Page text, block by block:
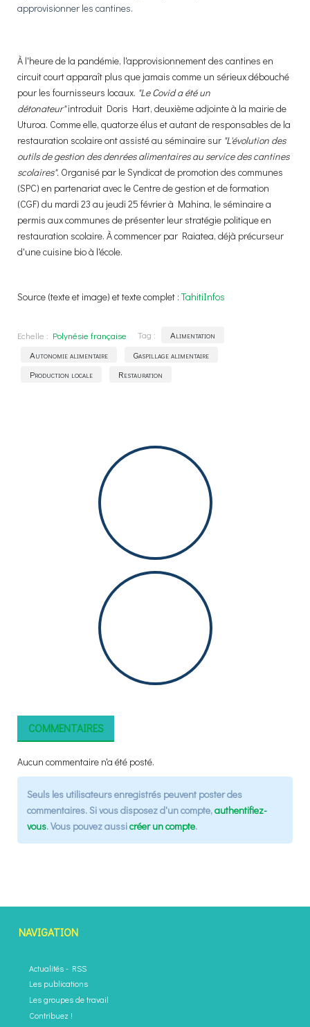
approvisionner les cantines.
À l'heure de la pandémie, l'approvisionnement des cantines en
circuit court apparaît plus que jamais comme un sérieux débouché
pour les fournisseurs locaux. "Le Covid a été un
détonateur"introduit Doris Hart, deuxième adjointe à la mairie de
Uturoa. Comme elle, quatorze élus et autant de responsables de la
restauration scolaire ont assisté au séminaire sur "L'évolution des
outils de gestion des denrées alimentaires au service des cantines
scolaires". Organisé par le Syndicat de promotion des communes
(SPC) en partenariat avec le Centre de gestion et de formation
(CGF) du mardi 23 au jeudi 25 février à Mahina, le séminaire a
permis aux communes de présenter leur stratégie politique en
restauration scolaire. À commencer par Raiatea, déjà précurseur
d'une cuisine bio à l'école.
Source (texte et image) et texte complet :TahitiInfos
Echelle : Polynésie française Tag :
Alimentation
Autonomie alimentaire
Gaspillage alimentaire
Production locale
Restauration
COMMENTAIRES
Aucun commentaire n'a été posté.
Seuls les utilisateurs enregistrés peuvent poster des
commentaires. Si vous disposez d'un compte,authentifiez-
vous. Vous pouvez aussicréer un compte.
NAVIGATION
Actualités- RSS
Les publications
Les groupes de travail
Contribuez !